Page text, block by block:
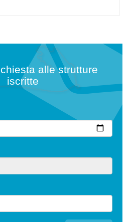
alle strutture
iscritte